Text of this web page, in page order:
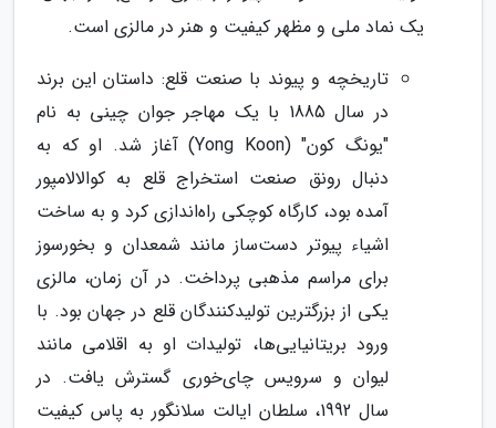
یک نماد ملی و مظهر کیفیت و هنر در مالزی است.
تاریخچه و پیوند با صنعت قلع: داستان این برند
در سال 1885 با یک مهاجر جوان چینی به نام
"یونگ کون" (Yong Koon) آغاز شد. او که به
دنبال رونق صنعت استخراج قلع به کوالالامپور
آمده بود، کارگاه کوچکی راه‌اندازی کرد و به ساخت
اشیاء پیوتر دست‌ساز مانند شمعدان و بخورسوز
برای مراسم مذهبی پرداخت. در آن زمان، مالزی
یکی از بزرگترین تولیدکنندگان قلع در جهان بود. با
ورود بریتانیایی‌ها، تولیدات او به اقلامی مانند
لیوان و سرویس چای‌خوری گسترش یافت. در
سال 1992، سلطان ایالت سلانگور به پاس کیفیت